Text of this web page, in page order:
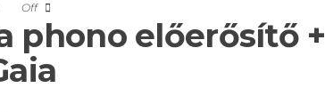
Off
phono előerősítő +